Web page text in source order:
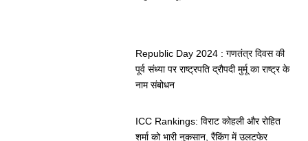
Republic Day 2024 : गणतंत्र दिवस की
पूर्व संध्या पर राष्ट्रपति द्रौपदी मुर्मू का राष्ट्र के
नाम संबोधन
ICC Rankings: विराट कोहली और रोहित
शर्मा को भारी नुकसान, रैंकिंग में उलटफेर